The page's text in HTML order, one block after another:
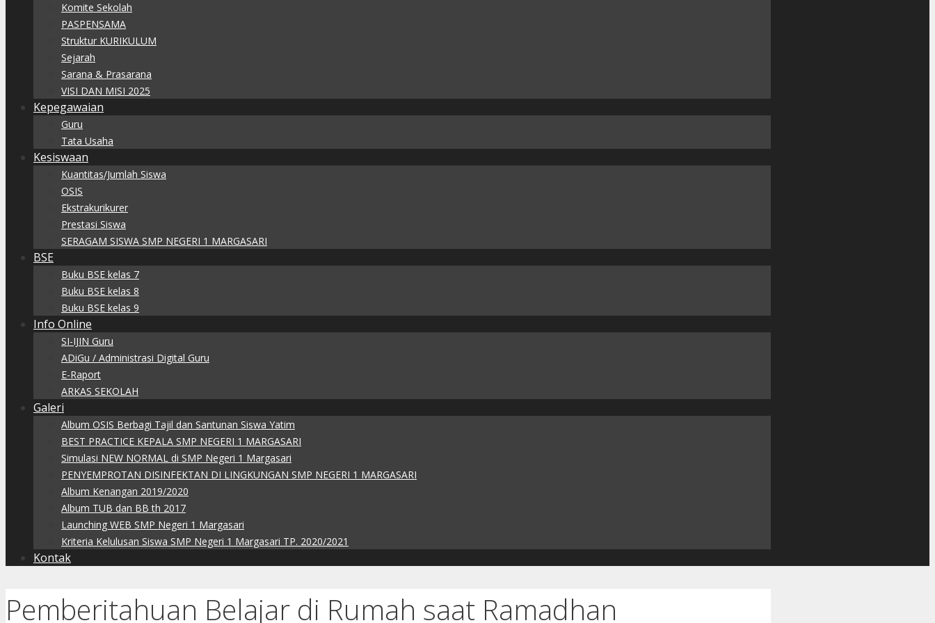
Komite Sekolah
PASPENSAMA
Struktur KURIKULUM
Sejarah
Sarana & Prasarana
VISI DAN MISI 2025
Kepegawaian
Guru
Tata Usaha
Kesiswaan
Kuantitas/Jumlah Siswa
OSIS
Ekstrakurikurer
Prestasi Siswa
SERAGAM SISWA SMP NEGERI 1 MARGASARI
BSE
Buku BSE kelas 7
Buku BSE kelas 8
Buku BSE kelas 9
Info Online
SI-IJIN Guru
ADiGu / Administrasi Digital Guru
E-Raport
ARKAS SEKOLAH
Galeri
Album OSIS Berbagi Tajil dan Santunan Siswa Yatim
BEST PRACTICE KEPALA SMP NEGERI 1 MARGASARI
Simulasi NEW NORMAL di SMP Negeri 1 Margasari
PENYEMPROTAN DISINFEKTAN DI LINGKUNGAN SMP NEGERI 1 MARGASARI
Album Kenangan 2019/2020
Album TUB dan BB th 2017
Launching WEB SMP Negeri 1 Margasari
Kriteria Kelulusan Siswa SMP Negeri 1 Margasari TP. 2020/2021
Kontak
Pemberitahuan Belajar di Rumah saat Ramadhan